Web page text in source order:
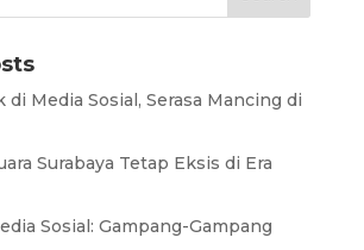
Media Sosial, Serasa Mancing di
Surabaya Tetap Eksis di Era
Sosial: Gampang-Gampang